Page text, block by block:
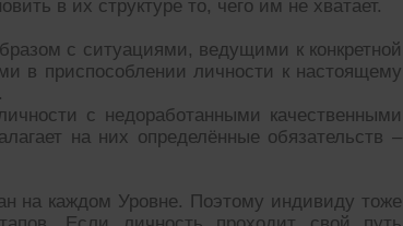
в их структуре то, чего им не хватает.
с ситуациями, ведущими к конкретной
в приспособлении личности к настоящему
с недоработанными качественными
на них определённые обязательств –
на каждом Уровне. Поэтому индивиду тоже